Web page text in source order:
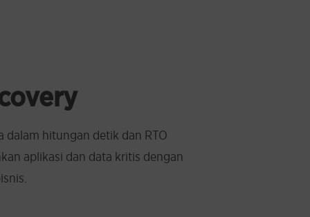
dalam hitungan detik dan RTO
aplikasi dan data kritis dengan